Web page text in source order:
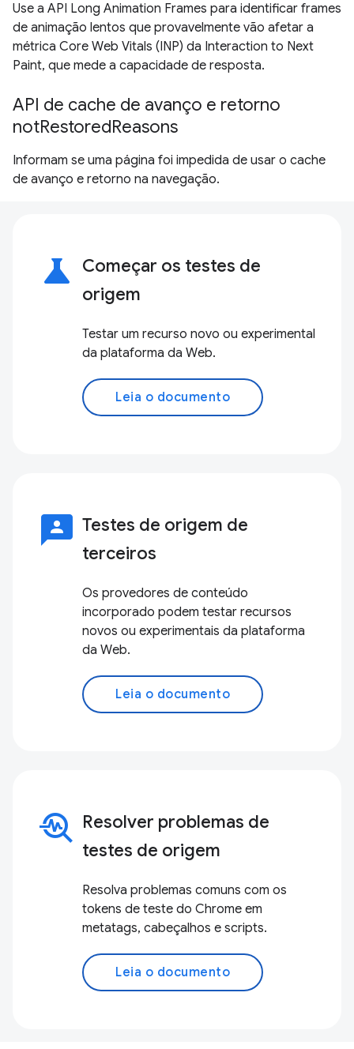
Use a API Long Animation Frames para identificar frames
de animação lentos que provavelmente vão afetar a
métrica Core Web Vitals (INP) da Interaction to Next
Paint, que mede a capacidade de resposta.
API de cache de avanço e retorno
notRestoredReasons
Informam se uma página foi impedida de usar o cache
de avanço e retorno na navegação.
science
Começar os testes de
origem
Testar um recurso novo ou experimental
da plataforma da Web.
Leia o documento
3p Testes de origem de
terceiros
Os provedores de conteúdo
incorporado podem testar recursos
novos ou experimentais da plataforma
da Web.
Leia o documento
troubleshoot
Resolver problemas de
testes de origem
Resolva problemas comuns com os
tokens de teste do Chrome em
metatags, cabeçalhos e scripts.
Leia o documento